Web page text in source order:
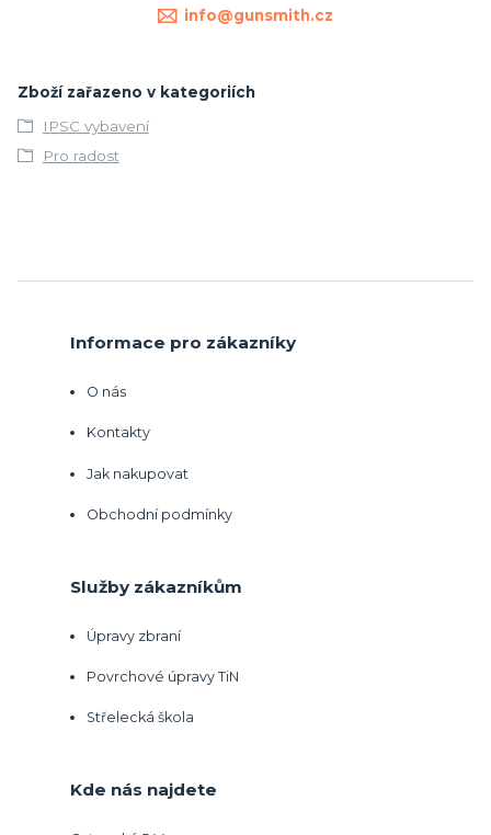
info@gunsmith.cz
Zboží zařazeno v kategoriích
IPSC vybavení
Pro radost
Informace pro zákazníky
O nás
Kontakty
Jak nakupovat
Obchodní podmínky
Služby zákazníkům
Úpravy zbraní
Povrchové úpravy TiN
Střelecká škola
Kde nás najdete